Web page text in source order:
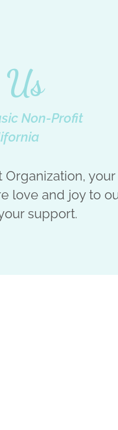
Non-Profit
Organization,
love and joy to
support.